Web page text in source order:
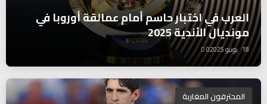
العرب في اختبار حاسم أمام عمالقة أوروبا في
مونديال الأندية 2025
18 يونيو 2025 0
المحترفون المغاربة